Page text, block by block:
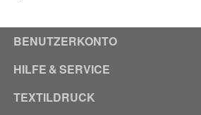
BENUTZERKONTO
HILFE & SERVICE
TEXTILDRUCK